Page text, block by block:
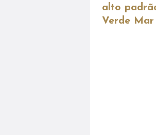
alto
Verde Mar